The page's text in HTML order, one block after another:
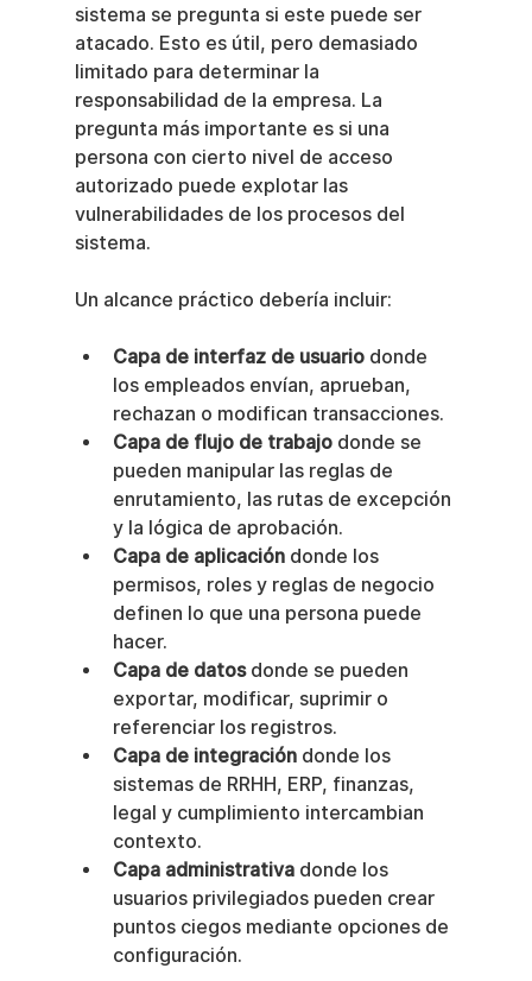
sistema se pregunta si este puede ser
atacado. Esto es útil, pero demasiado
limitado para determinar la
responsabilidad de la empresa. La
pregunta más importante es si una
persona con cierto nivel de acceso
autorizado puede explotar las
vulnerabilidades de los procesos del
sistema.
Un alcance práctico debería incluir:
Capa de interfaz de usuario donde
los empleados envían, aprueban,
rechazan o modifican transacciones.
Capa de flujo de trabajo donde se
pueden manipular las reglas de
enrutamiento, las rutas de excepción
y la lógica de aprobación.
Capa de aplicación donde los
permisos, roles y reglas de negocio
definen lo que una persona puede
hacer.
Capa de datos donde se pueden
exportar, modificar, suprimir o
referenciar los registros.
Capa de integración donde los
sistemas de RRHH, ERP, finanzas,
legal y cumplimiento intercambian
contexto.
Capa administrativa donde los
usuarios privilegiados pueden crear
puntos ciegos mediante opciones de
configuración.